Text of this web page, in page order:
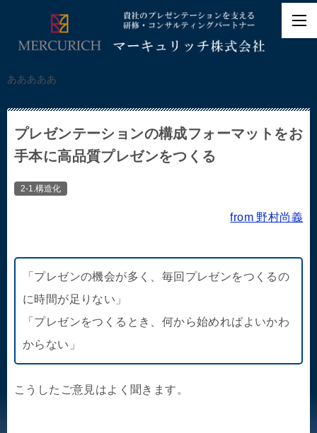
あああああ
プレゼンテーションの構成フォーマットをお
手本に高品質プレゼンをつくる
2-1.構造化
from 野村尚義
「プレゼンの機会が多く、毎回プレゼンをつくるの
に時間が足りない」
「プレゼンをつくるとき、何から始めればよいかわ
からない」
こうしたご意見はよく聞きます。